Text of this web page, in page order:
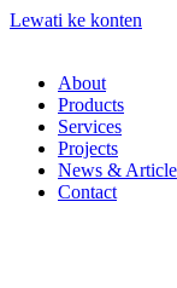
Lewati ke konten
About
Products
Services
Projects
News & Article
Contact